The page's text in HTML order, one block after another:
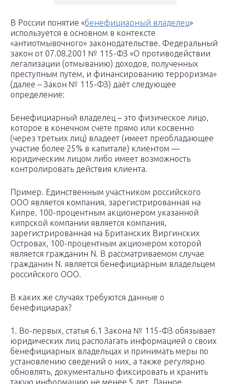
В России понятие «бенефициарный владелец»
используется в основном в контексте
«антиотмывочного» законодательстве. Федеральный
закон от 07.08.2001 № 115-ФЗ «О противодействии
легализации (отмыванию) доходов, полученных
преступным путем, и финансированию терроризма»
(далее – Закон № 115-ФЗ) даёт следующее
определение:
Бенефициарный владелец – это физическое лицо,
которое в конечном счете прямо или косвенно
(через третьих лиц) владеет (имеет преобладающее
участие более 25% в капитале) клиентом —
юридическим лицом либо имеет возможность
контролировать действия клиента.
Пример. Единственным участником российского
ООО является компания, зарегистрированная на
Кипре. 100-процентным акционером указанной
кипрской компании является компания,
зарегистрированная на Британских Виргинских
Островах, 100-процентным акционером которой
является гражданин N. В рассматриваемом случае
гражданин N. является бенефициарным владельцем
российского ООО.
В каких же случаях требуются данные о
бенефициарах?
1. Во-первых, статья 6.1 Закона № 115-ФЗ обязывает
юридических лиц располагать информацией о своих
бенефициарных владельцах и принимать меры по
установлению сведений о них, а также регулярно
обновлять, документально фиксировать и хранить
такую информацию не менее 5 лет. Данное